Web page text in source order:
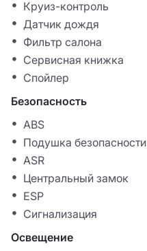
Круиз-контроль
Датчик дождя
Фильтр салона
Сервисная книжка
Спойлер
Безопасность
ABS
Подушка безопасности
ASR
Центральный замок
ESP
Сигнализация
Освещение